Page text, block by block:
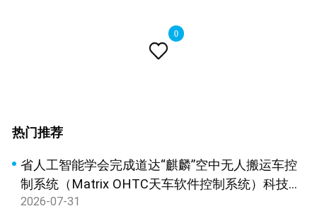

0
热门推荐
省人工智能学会完成道达“麒麟”空中无人搬运车控
制系统（Matrix OHTC天车软件控制系统）科技成
果鉴定
2026-07-31